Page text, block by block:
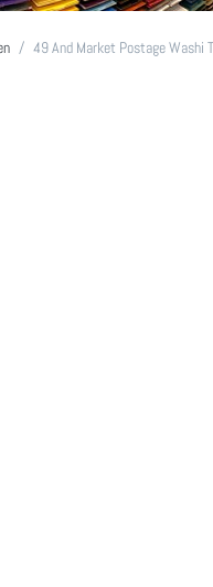
49 And Market Postage Washi